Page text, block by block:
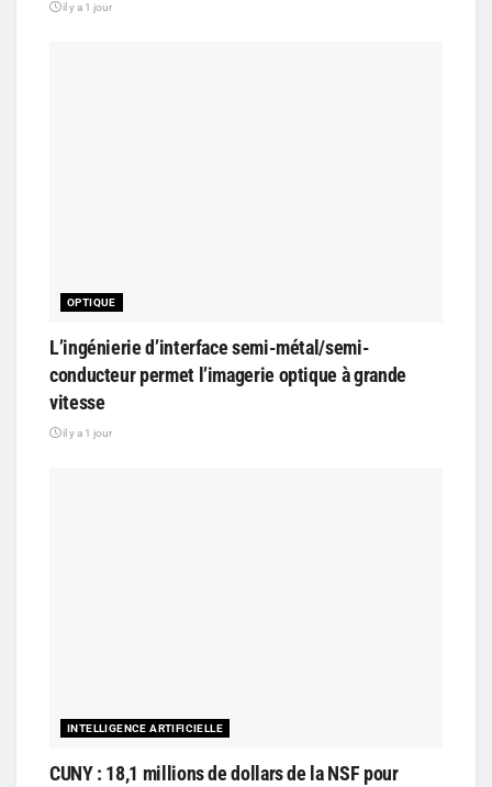
il y a 1 jour
OPTIQUE
L’ingénierie d’interface semi-métal/semi-
conducteur permet l’imagerie optique à grande
vitesse
il y a 1 jour
INTELLIGENCE ARTIFICIELLE
CUNY : 18,1 millions de dollars de la NSF pour